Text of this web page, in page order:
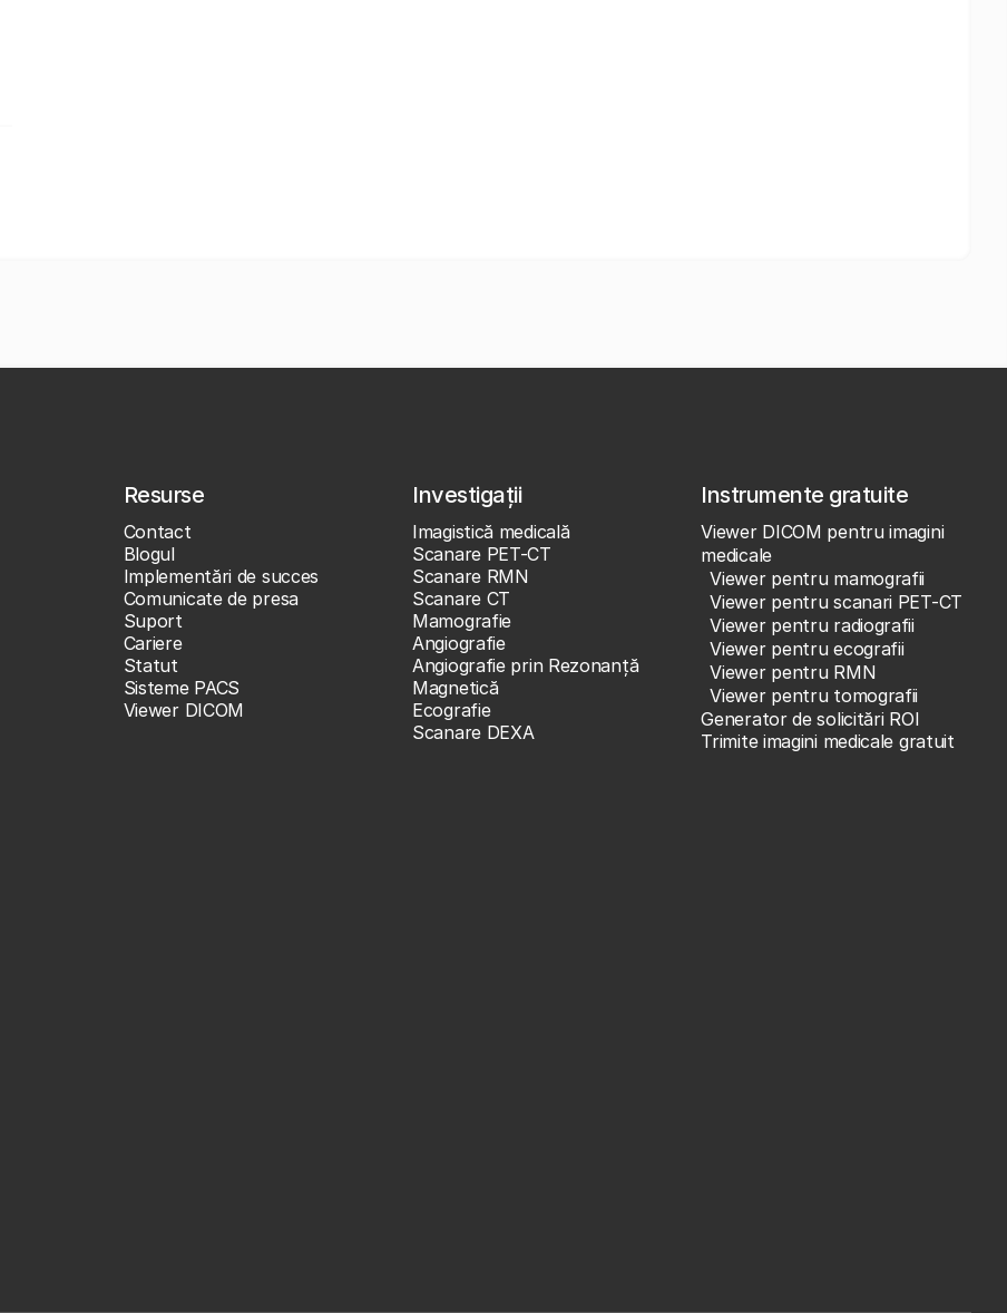
Resurse
Contact
Blogul
Implementări de succes
Comunicate de presa
Suport
Cariere
Statut
Sisteme PACS
Viewer DICOM
Investigații
Imagistică medicală
Scanare PET-CT
Scanare RMN
Scanare CT
Mamografie
Angiografie
Angiografie prin Rezonanță
Magnetică
Ecografie
Scanare DEXA
Instrumente gratuite
Viewer DICOM pentru imagini
medicale
Viewer pentru mamografii
Viewer pentru scanari PET-CT
Viewer pentru radiografii
Viewer pentru ecografii
Viewer pentru RMN
Viewer pentru tomografii
Generator de solicitări ROI
Trimite imagini medicale gratuit